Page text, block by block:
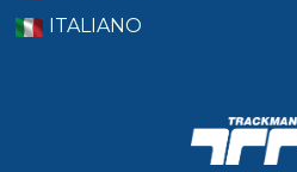
ITALIANO